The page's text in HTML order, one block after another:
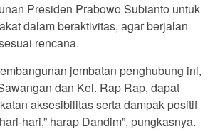
Presiden Prabowo Subianto untuk
dalam beraktivitas, agar berjalan
rencana.
jembatan penghubung ini,
dan Kel. Rap Rap, dapat
aksesibilitas serta dampak positif
hari,” harap Dandim”, pungkasnya.